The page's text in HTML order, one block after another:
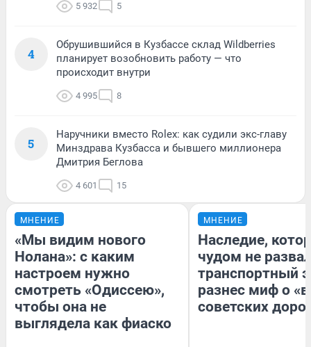
5 932 5
4
Обрушившийся в Кузбассе склад Wildberries
планирует возобновить работу — что
происходит внутри
4 995 8
5
Наручники вместо Rolex: как судили экс-главу
Минздрава Кузбасса и бывшего миллионера
Дмитрия Беглова
4 601 15
МНЕНИЕ
«Мы видим нового
Нолана»: с каким
настроем нужно
смотреть «Одиссею»,
чтобы она не
выглядела как фиаско
МНЕНИЕ
Наследие,
чудом не
транспортный
разнес миф о
советских